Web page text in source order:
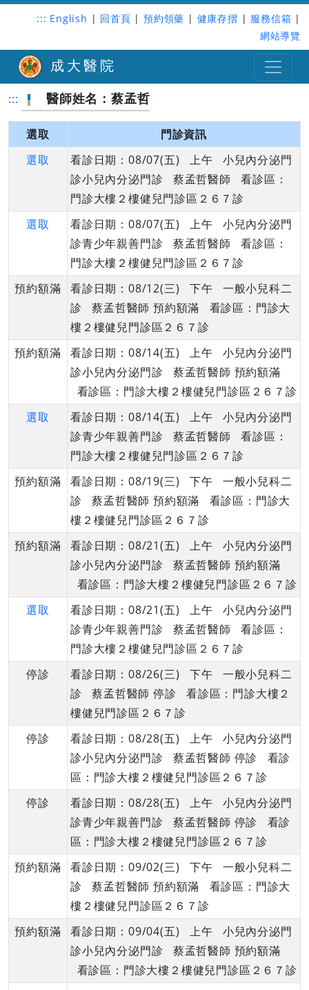
::: English | 回首頁 | 預約領藥 | 健康存摺 | 服務信箱 |
網站導覽
成大醫院
::: 醫師姓名：蔡孟哲
選取
門診資訊
選取
看診日期：08/07(五) 上午 小兒內分泌門
診小兒內分泌門診 蔡孟哲醫師 看診區：
門診大樓２樓健兒門診區２６７診
選取
看診日期：08/07(五) 上午 小兒內分泌門
診青少年親善門診 蔡孟哲醫師 看診區：
門診大樓２樓健兒門診區２６７診
預約額滿
看診日期：08/12(三) 下午 一般小兒科二
診 蔡孟哲醫師 預約額滿 看診區：門診大
樓２樓健兒門診區２６７診
預約額滿
看診日期：08/14(五) 上午 小兒內分泌門
診小兒內分泌門診 蔡孟哲醫師 預約額滿
看診區：門診大樓２樓健兒門診區２６７診
選取
看診日期：08/14(五) 上午 小兒內分泌門
診青少年親善門診 蔡孟哲醫師 看診區：
門診大樓２樓健兒門診區２６７診
預約額滿
看診日期：08/19(三) 下午 一般小兒科二
診 蔡孟哲醫師 預約額滿 看診區：門診大
樓２樓健兒門診區２６７診
預約額滿
看診日期：08/21(五) 上午 小兒內分泌門
診小兒內分泌門診 蔡孟哲醫師 預約額滿
看診區：門診大樓２樓健兒門診區２６７診
選取
看診日期：08/21(五) 上午 小兒內分泌門
診青少年親善門診 蔡孟哲醫師 看診區：
門診大樓２樓健兒門診區２６７診
停診
看診日期：08/26(三) 下午 一般小兒科二
診 蔡孟哲醫師 停診 看診區：門診大樓２
樓健兒門診區２６７診
停診
看診日期：08/28(五) 上午 小兒內分泌門
診小兒內分泌門診 蔡孟哲醫師 停診 看診
區：門診大樓２樓健兒門診區２６７診
停診
看診日期：08/28(五) 上午 小兒內分泌門
診青少年親善門診 蔡孟哲醫師 停診 看診
區：門診大樓２樓健兒門診區２６７診
預約額滿
看診日期：09/02(三) 下午 一般小兒科二
診 蔡孟哲醫師 預約額滿 看診區：門診大
樓２樓健兒門診區２６７診
預約額滿
看診日期：09/04(五) 上午 小兒內分泌門
診小兒內分泌門診 蔡孟哲醫師 預約額滿
看診區：門診大樓２樓健兒門診區２６７診